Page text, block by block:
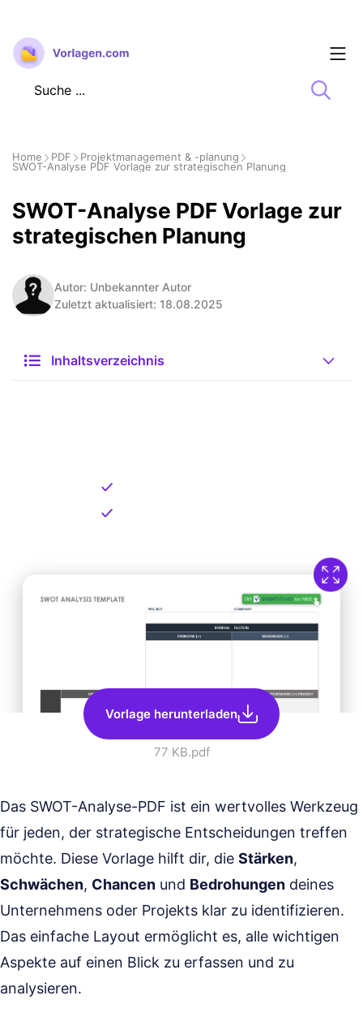
Zum
Inhalt
springen
Home PDF
Projektmanagement & -planung
SWOT-Analyse PDF Vorlage zur strategischen Planung
SWOT-Analyse PDF Vorlage zur
strategischen Planung
Autor: Unbekannter Autor
Zuletzt aktualisiert: 18.08.2025
Inhaltsverzeichnis
Vorlage herunterladen
77 KB.pdf
Das SWOT-Analyse-PDF ist ein wertvolles Werkzeug
für jeden, der strategische Entscheidungen treffen
möchte. Diese Vorlage hilft dir, die Stärken,
Schwächen, Chancen und Bedrohungen deines
Unternehmens oder Projekts klar zu identifizieren.
Das einfache Layout ermöglicht es, alle wichtigen
Aspekte auf einen Blick zu erfassen und zu
analysieren.